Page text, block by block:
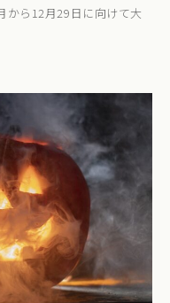
から12月29日に向けて大